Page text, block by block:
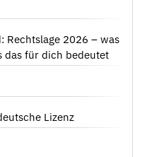
Rechtslage 2026 – was
das für dich bedeutet
Lizenz